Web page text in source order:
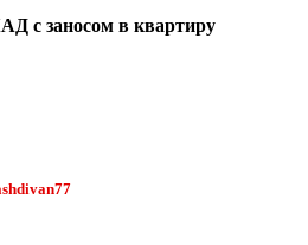
с заносом в квартиру